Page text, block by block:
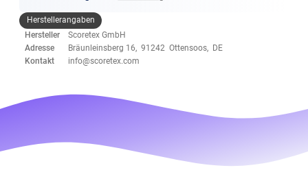
Herstellerangaben
Hersteller
Scoretex GmbH
Adresse
Bräunleinsberg 16, 91242 Ottensoos, DE
Kontakt
info@scoretex.com